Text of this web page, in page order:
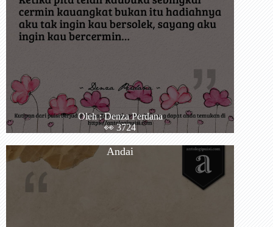
Oleh : Denza Perdana
👀 3724
Andai